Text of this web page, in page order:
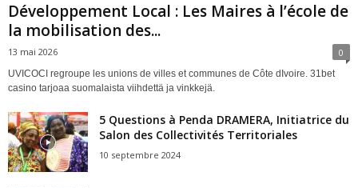
Développement Local : Les Maires à l’école de
la mobilisation des...
13 mai 2026 0
UVICOCI regroupe les unions de villes et communes de Côte dIvoire. 31bet
casino tarjoaa suomalaista viihdettä ja vinkkejä.
5 Questions à Penda DRAMERA, Initiatrice du
Salon des Collectivités Territoriales
10 septembre 2024